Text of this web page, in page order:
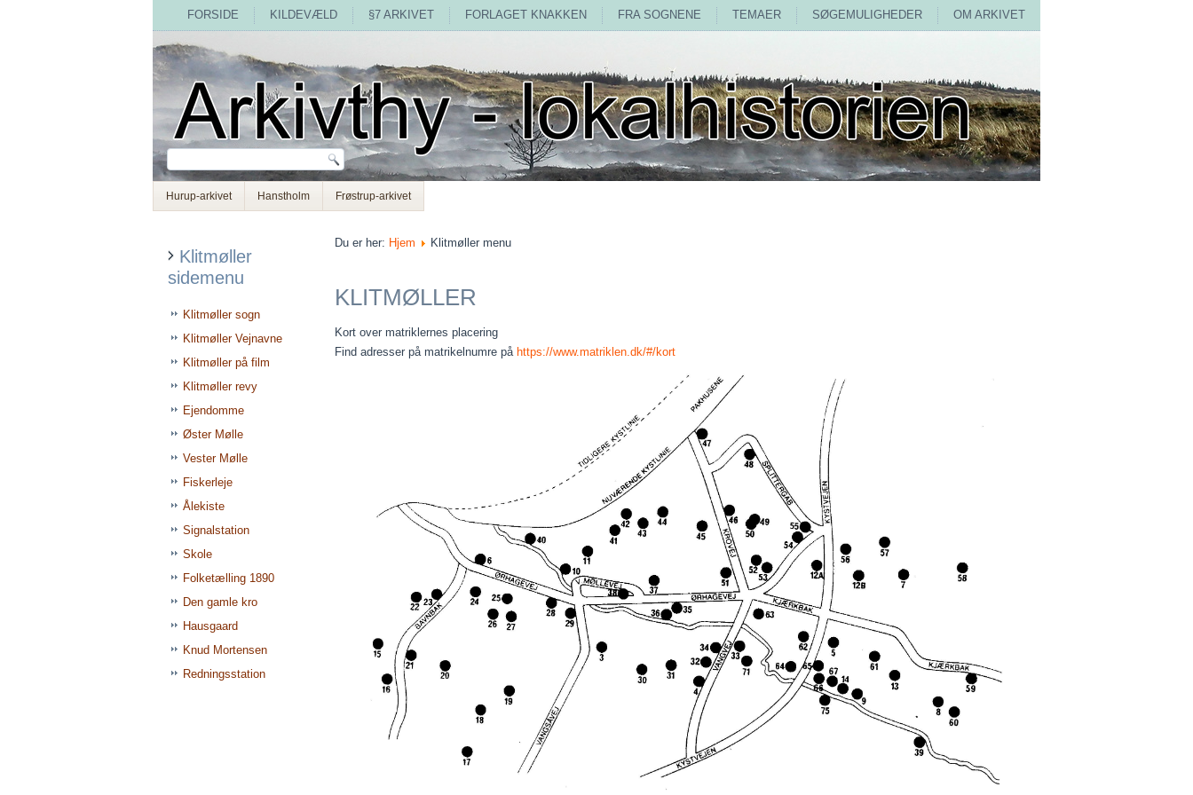
FORSIDE KILDEVÆLD §7 ARKIVET FORLAGET KNAKKEN FRA SOGNENE TEMAER SØGEMULIGHEDER OM ARKIVET
Hurup-arkivet Hanstholm Frøstrup-arkivet
Klitmøller
sidemenu
Klitmøller sogn
Klitmøller Vejnavne
Klitmøller på film
Klitmøller revy
Ejendomme
Øster Mølle
Vester Mølle
Fiskerleje
Ålekiste
Signalstation
Skole
Folketælling 1890
Den gamle kro
Hausgaard
Knud Mortensen
Redningsstation
Du er her: Hjem Klitmøller menu
KLITMØLLER
Kort over matriklernes placering
Find adresser på matrikelnumre på https://www.matriklen.dk/#/kort